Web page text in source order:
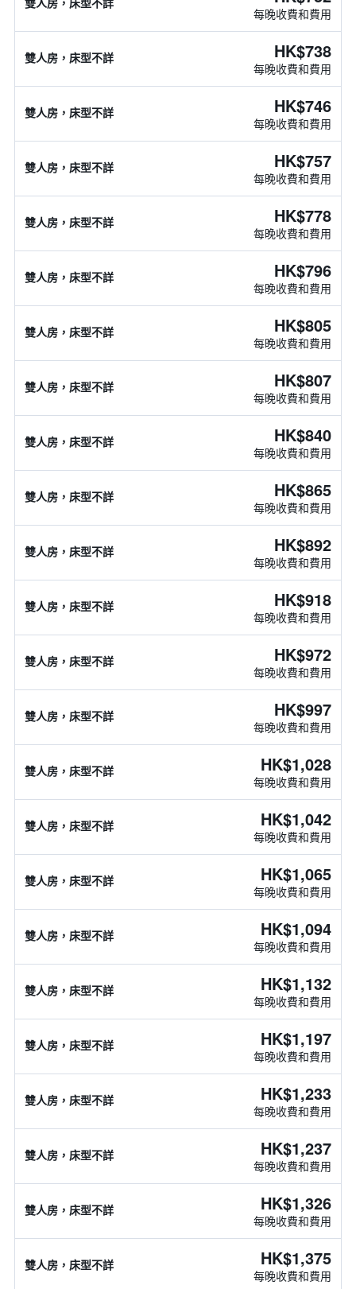
每晚收費和費用
雙人房，床型不詳 HK$738
每晚收費和費用
雙人房，床型不詳 HK$746
每晚收費和費用
雙人房，床型不詳 HK$757
每晚收費和費用
雙人房，床型不詳 HK$778
每晚收費和費用
雙人房，床型不詳 HK$796
每晚收費和費用
雙人房，床型不詳 HK$805
每晚收費和費用
雙人房，床型不詳 HK$807
每晚收費和費用
雙人房，床型不詳 HK$840
每晚收費和費用
雙人房，床型不詳 HK$865
每晚收費和費用
雙人房，床型不詳 HK$892
每晚收費和費用
雙人房，床型不詳 HK$918
每晚收費和費用
雙人房，床型不詳 HK$972
每晚收費和費用
雙人房，床型不詳 HK$997
每晚收費和費用
雙人房，床型不詳 HK$1,028
每晚收費和費用
雙人房，床型不詳 HK$1,042
每晚收費和費用
雙人房，床型不詳 HK$1,065
每晚收費和費用
雙人房，床型不詳 HK$1,094
每晚收費和費用
雙人房，床型不詳 HK$1,132
每晚收費和費用
雙人房，床型不詳 HK$1,197
每晚收費和費用
雙人房，床型不詳 HK$1,233
每晚收費和費用
雙人房，床型不詳 HK$1,237
每晚收費和費用
雙人房，床型不詳 HK$1,326
每晚收費和費用
雙人房，床型不詳 HK$1,375
每晚收費和費用